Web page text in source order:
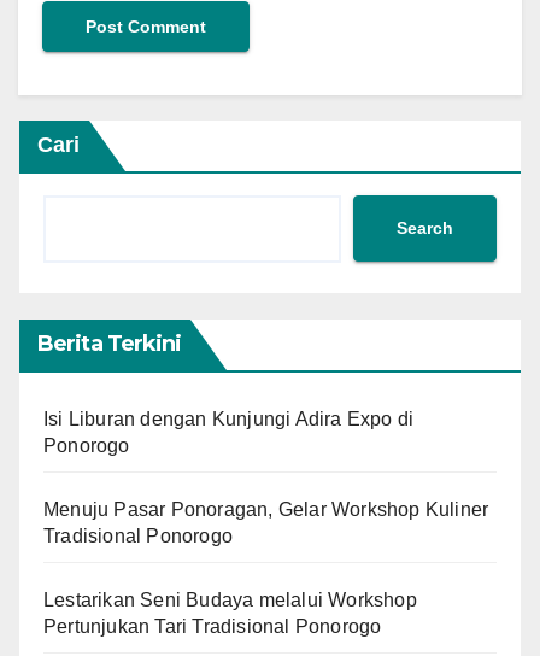
Cari
Search
Berita Terkini
Isi Liburan dengan Kunjungi Adira Expo di
Ponorogo
Menuju Pasar Ponoragan, Gelar Workshop Kuliner
Tradisional Ponorogo
Lestarikan Seni Budaya melalui Workshop
Pertunjukan Tari Tradisional Ponorogo